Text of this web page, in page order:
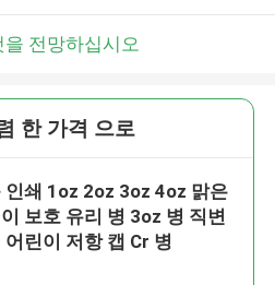
을 전망하십시오
한 가격 으로
인쇄 1oz 2oz 3oz 4oz 맑은
보호 유리 병 3oz 병 직변
어린이 저항 캡 Cr 병